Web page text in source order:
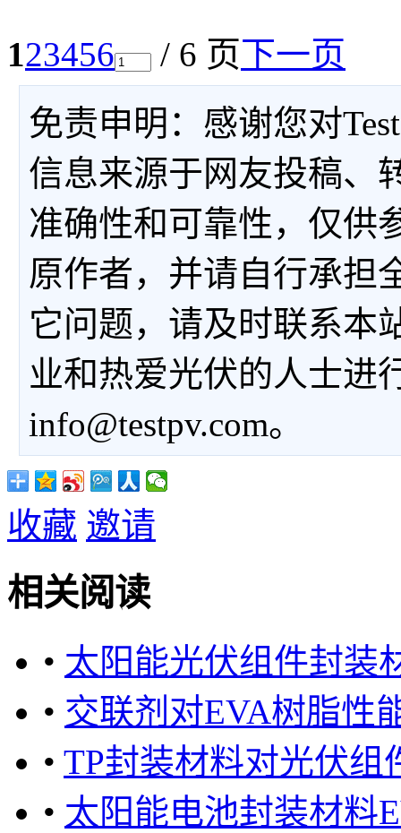
123456 / 6 页下一页
免责申明：感谢您对
信息来源于网友投稿、
准确性和可靠性，仅供
原作者，并请自行承担
它问题，请及时联系本
业和热爱光伏的人士进
info@testpv.com。
收藏 邀请
相关阅读
• 太阳能光伏组件封
• 交联剂对EVA树脂性
• TP封装材料对光伏组
• 太阳能电池封装材料